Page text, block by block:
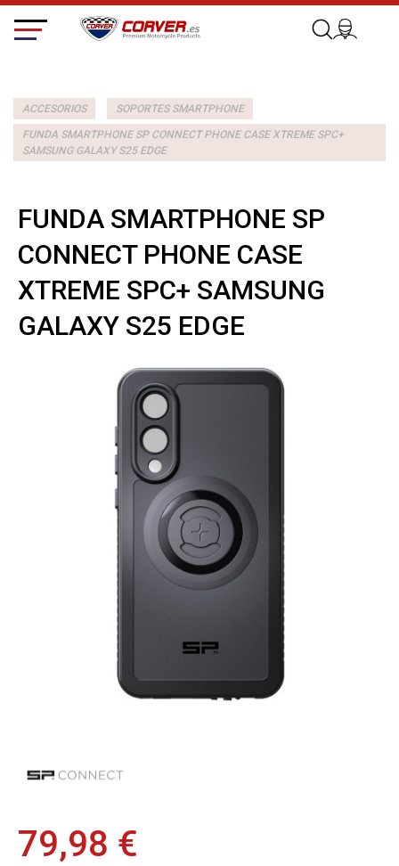
ACCESORIOS SOPORTES SMARTPHONE
FUNDA SMARTPHONE SP CONNECT PHONE CASE XTREME SPC+
SAMSUNG GALAXY S25 EDGE
FUNDA SMARTPHONE SP
CONNECT PHONE CASE
XTREME SPC+ SAMSUNG
GALAXY S25 EDGE
79,98 €